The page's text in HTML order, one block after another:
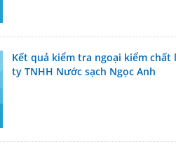
Kết quả kiểm tra ngoại kiểm
ty TNHH Nước sạch Ngọc Anh